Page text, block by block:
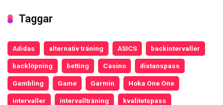
Taggar
Adidas alternativ träning ASICS backintervaller
backlöpning betting Casino distanspass
Gambling Game Garmin Hoka One One
intervaller intervallträning kvalitetspass